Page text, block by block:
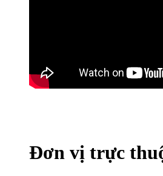
Đơn vị trực